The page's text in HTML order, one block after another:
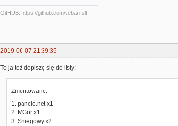
GitHUB: https://github.com/seban-slt
2019-06-07 21:39:35
To ja też dopiszę się do listy:
Zmontowane:
1. pancio.net x1
2. MGor x1
3. Sniegowy x2